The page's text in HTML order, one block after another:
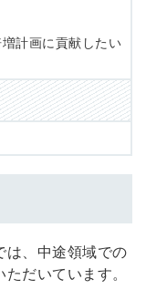
計画に貢献したい
は、中途領域での
ただいています。